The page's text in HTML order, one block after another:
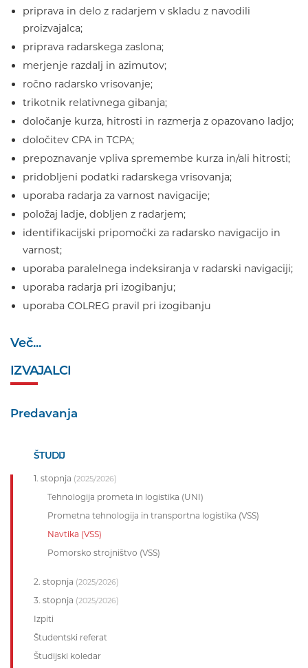
priprava in delo z radarjem v skladu z navodili
proizvajalca;
priprava radarskega zaslona;
merjenje razdalj in azimutov;
ročno radarsko vrisovanje;
trikotnik relativnega gibanja;
določanje kurza, hitrosti in razmerja z opazovano ladjo;
določitev CPA in TCPA;
prepoznavanje vpliva spremembe kurza in/ali hitrosti;
pridobljeni podatki radarskega vrisovanja;
uporaba radarja za varnost navigacije;
položaj ladje, dobljen z radarjem;
identifikacijski pripomočki za radarsko navigacijo in
varnost;
uporaba paralelnega indeksiranja v radarski navigaciji;
uporaba radarja pri izogibanju;
uporaba COLREG pravil pri izogibanju
Več...
IZVAJALCI
Predavanja
ŠTUDIJ
1. stopnja (2025/2026)
Tehnologija prometa in logistika (UNI)
Prometna tehnologija in transportna logistika (VSS)
Navtika (VSS)
Pomorsko strojništvo (VSS)
2. stopnja (2025/2026)
3. stopnja (2025/2026)
Izpiti
Študentski referat
Študijski koledar